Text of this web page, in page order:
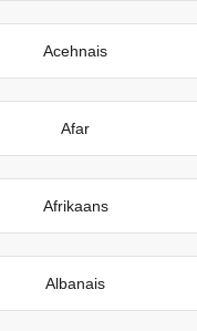
Acehnais
Afar
Afrikaans
Albanais